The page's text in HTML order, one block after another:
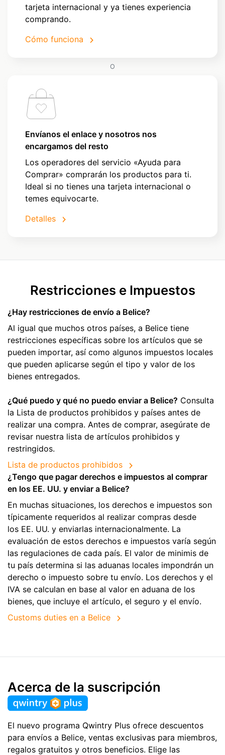
tarjeta internacional y ya tienes experiencia
comprando.
Cómo funciona
O
Envíanos el enlace y nosotros nos
encargamos del resto
Los operadores del servicio «Ayuda para
Comprar» comprarán los productos para ti.
Ideal si no tienes una tarjeta internacional o
temes equivocarte.
Detalles
Restricciones e Impuestos
¿Hay restricciones de envío a Belice?
Al igual que muchos otros países, a Belice tiene
restricciones específicas sobre los artículos que se
pueden importar, así como algunos impuestos locales
que pueden aplicarse según el tipo y valor de los
bienes entregados.
¿Qué puedo y qué no puedo enviar a Belice? Consulta
la Lista de productos prohibidos y países antes de
realizar una compra. Antes de comprar, asegúrate de
revisar nuestra lista de artículos prohibidos y
restringidos.
Lista de productos prohibidos
¿Tengo que pagar derechos e impuestos al comprar
en los EE. UU. y enviar a Belice?
En muchas situaciones, los derechos e impuestos son
típicamente requeridos al realizar compras desde
los EE. UU. y enviarlas internacionalmente. La
evaluación de estos derechos e impuestos varía según
las regulaciones de cada país. El valor de minimis de
tu país determina si las aduanas locales impondrán un
derecho o impuesto sobre tu envío. Los derechos y el
IVA se calculan en base al valor en aduana de los
bienes, que incluye el artículo, el seguro y el envío.
Customs duties en a Belice
Acerca de la suscripción
El nuevo programa Qwintry Plus ofrece descuentos
para envíos a Belice, ventas exclusivas para miembros,
regalos gratuitos y otros beneficios. Elige las